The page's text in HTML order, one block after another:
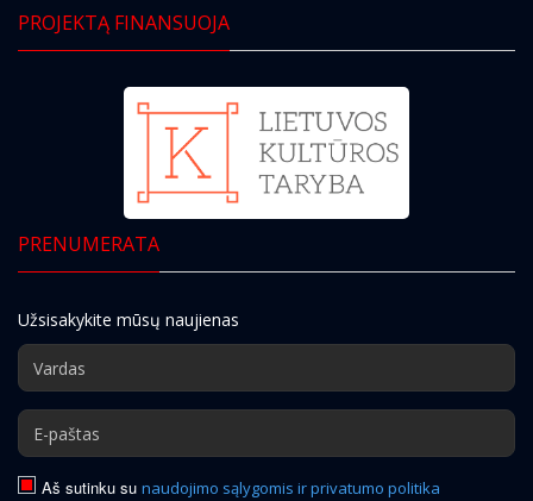
PROJEKTĄ FINANSUOJA
PRENUMERATA
Užsisakykite mūsų naujienas
Aš sutinku su naudojimo sąlygomis ir privatumo politika